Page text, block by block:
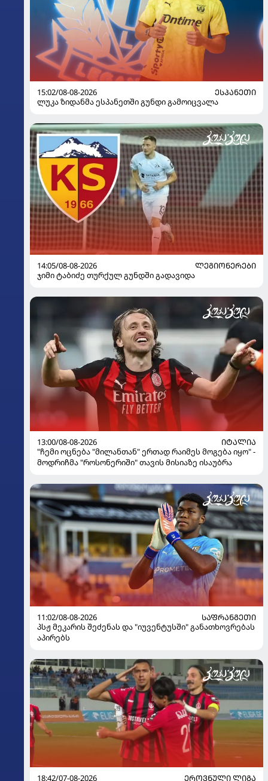
15:02/08-08-2026
ᲔᲡᲞᲐᲜᲔᲗᲘ
ლუკა ზიდანმა ესპანეთში გუნდი გამოიცვალა
14:05/08-08-2026
ᲚᲔᲒᲘᲝᲜᲔᲠᲔᲑᲘ
ჯიმი ტაბიძე თურქულ გუნდში გადავიდა
13:00/08-08-2026
ᲘᲢᲐᲚᲘᲐ
"ჩემი ოცნება "მილანთან" ერთად რაიმეს მოგება იყო" -
მოდრიჩმა "როსონერიში" თავის მისიაზე ისაუბრა
11:02/08-08-2026
ᲡᲐᲤᲠᲐᲜᲒᲔᲗᲘ
პსჟ მეკარის შეძენას და "იუვენტუსში" განათხოვრებას
აპირებს
18:42/07-08-2026 ᲔᲠᲝᲕᲜᲣᲚᲘ ᲚᲘᲒᲐ